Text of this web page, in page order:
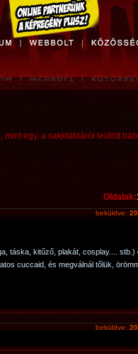
mint egy, a sakktábláról leütött
Oldalak:
beküldve:
táska, kitűző, plakát, cosplay.... stb.)
cuccaid, és megválnál tőlük,
beküldve: